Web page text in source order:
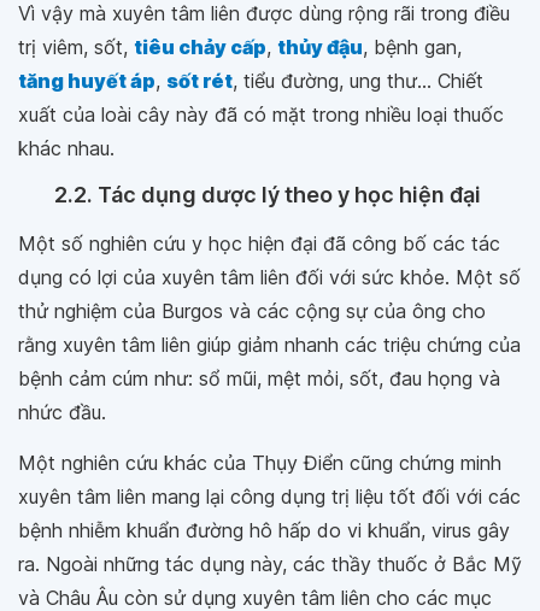
Vì vậy mà xuyên tâm liên được dùng rộng rãi trong điều
trị viêm, sốt, tiêu chảy cấp, thủy đậu, bệnh gan,
tăng huyết áp, sốt rét, tiểu đường, ung thư... Chiết
xuất của loài cây này đã có mặt trong nhiều loại thuốc
khác nhau.
2.2. Tác dụng dược lý theo y học hiện đại
Một số nghiên cứu y học hiện đại đã công bố các tác
dụng có lợi của xuyên tâm liên đối với sức khỏe. Một số
thử nghiệm của Burgos và các cộng sự của ông cho
rằng xuyên tâm liên giúp giảm nhanh các triệu chứng của
bệnh cảm cúm như: sổ mũi, mệt mỏi, sốt, đau họng và
nhức đầu.
Một nghiên cứu khác của Thụy Điển cũng chứng minh
xuyên tâm liên mang lại công dụng trị liệu tốt đối với các
bệnh nhiễm khuẩn đường hô hấp do vi khuẩn, virus gây
ra. Ngoài những tác dụng này, các thầy thuốc ở Bắc Mỹ
và Châu Âu còn sử dụng xuyên tâm liên cho các mục